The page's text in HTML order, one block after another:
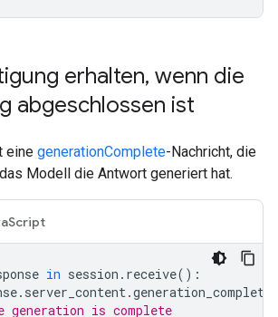
erhalten, wenn die
abgeschlossen ist
eine generationComplete-Nachricht, die
Modell die Antwort generiert hat.
in session . receive():
. server_content.generation_complete
generation is complete